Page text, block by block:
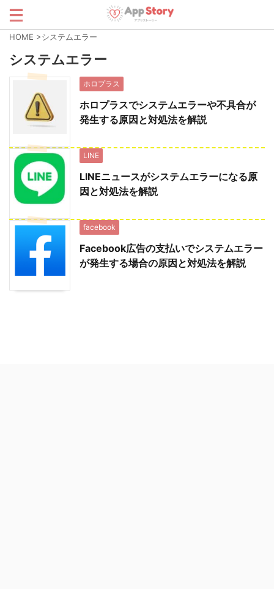
HOME >システムエラー
システムエラー
ホロプラス
ホロプラスでシステムエラーや不具合が
発生する原因と対処法を解説
LINE
LINEニュースがシステムエラーになる原
因と対処法を解説
facebook
Facebook広告の支払いでシステムエラー
が発生する場合の原因と対処法を解説